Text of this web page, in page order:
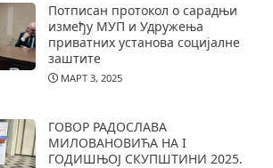
Потписан протокол о сарадњи
између МУП и Удружења
приватних установа социјалне
заштите
МАРТ 3, 2025
ГОВОР РАДОСЛАВА
МИЛОВАНОВИЋА НА I
ГОДИШЊОЈ СКУПШТИНИ 2025.